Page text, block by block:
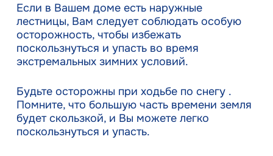
Если в Вашем доме есть наружные
лестницы, Вам следует соблюдать особую
осторожность, чтобы избежать
поскользнуться и упасть во время
экстремальных зимних условий.
Будьте осторожны при ходьбе по снегу .
Помните, что большую часть времени земля
будет скользкой, и Вы можете легко
поскользнуться и упасть.